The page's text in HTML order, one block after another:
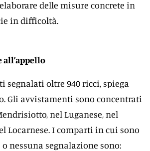
delle misure concrete in
in difficoltà.
all’appello
segnalati oltre 940 ricci, spiega
Gli avvistamenti sono concentrati
nel Luganese, nel
Locarnese. I comparti in cui sono
nessuna segnalazione sono: